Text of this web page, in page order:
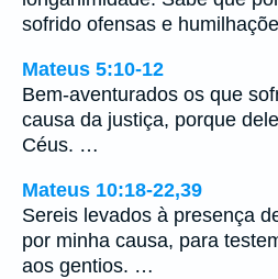
sofrido ofensas e
Mateus 5:10-12
Bem-aventurados os que
causa da justiça, porque
Céus. …
Mateus 10:18-22,39
Sereis levados à presença
por minha causa, para
aos gentios. …